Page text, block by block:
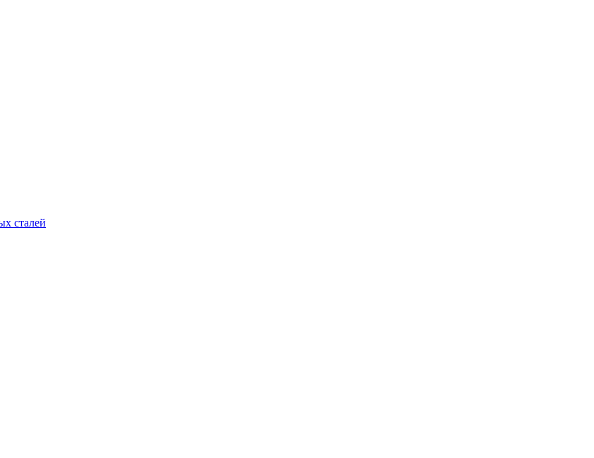
сталей